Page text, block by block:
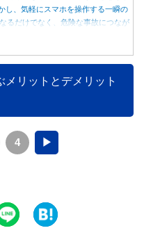
し、気軽にスマホを操作する一瞬の
るだけでなく、危険な事故につなが
リットとデメリット
4 ▶